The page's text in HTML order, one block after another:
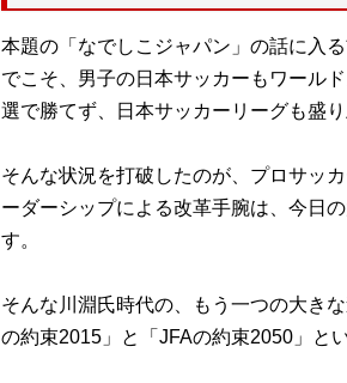
本題の「なでしこジャパン」の話に入
でこそ、男子の日本サッカーもワール
選で勝てず、日本サッカーリーグも盛
そんな状況を打破したのが、プロサッ
ーダーシップによる改革手腕は、今日
す。
そんな川淵氏時代の、もう一つの大き
の約束2015」と「JFAの約束2050」と